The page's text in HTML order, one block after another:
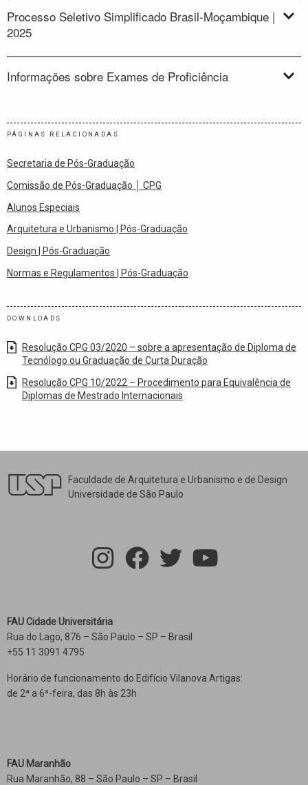
Processo Seletivo Simplificado Brasil-Moçambique |
2025
Informações sobre Exames de Proficiência
PÁGINAS RELACIONADAS
Secretaria de Pós-Graduação
Comissão de Pós-Graduação │ CPG
Alunos Especiais
Arquitetura e Urbanismo | Pós-Graduação
Design | Pós-Graduação
Normas e Regulamentos | Pós-Graduação
DOWNLOADS
Resolução CPG 03/2020 – sobre a apresentação de Diploma de
Tecnólogo ou Graduação de Curta Duração
Resolução CPG 10/2022 – Procedimento para Equivalência de
Diplomas de Mestrado Internacionais
Faculdade de Arquitetura e Urbanismo e de Design
Universidade de São Paulo
FAU Cidade Universitária
Rua do Lago, 876 – São Paulo – SP – Brasil
+55 11 3091 4795
Horário de funcionamento do Edifício Vilanova Artigas:
de 2ª a 6ª-feira, das 8h às 23h
FAU Maranhão
Rua Maranhão, 88 – São Paulo – SP – Brasil